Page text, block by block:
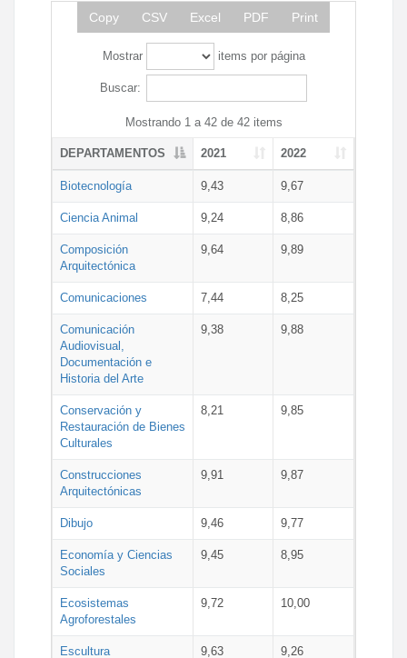
Copy CSV Excel PDF Print
Mostrar items por página
Buscar:
Mostrando 1 a 42 de 42 items
DEPARTAMENTOS 2021 2022
Biotecnología 9,43 9,67
Ciencia Animal 9,24 8,86
Composición
Arquitectónica
9,64 9,89
Comunicaciones 7,44 8,25
Comunicación
Audiovisual,
Documentación e
Historia del Arte
9,38 9,88
Conservación y
Restauración de Bienes
Culturales
8,21 9,85
Construcciones
Arquitectónicas
9,91 9,87
Dibujo 9,46 9,77
Economía y Ciencias
Sociales
9,45 8,95
Ecosistemas
Agroforestales
9,72 10,00
Escultura 9,63 9,26